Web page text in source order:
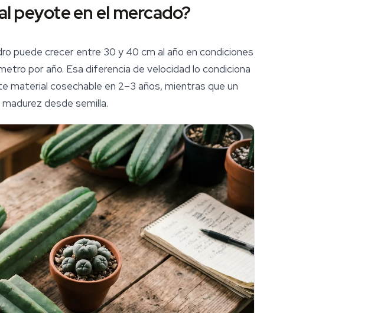
peyote en el mercado?
puede crecer entre 30 y 40 cm al año en condiciones
por año. Esa diferencia de velocidad lo condiciona
material cosechable en 2–3 años, mientras que un
desde semilla.